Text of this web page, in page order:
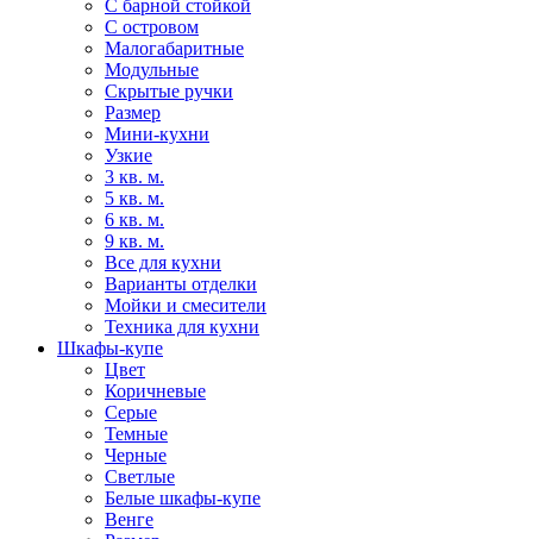
С барной стойкой
С островом
Малогабаритные
Модульные
Скрытые ручки
Размер
Мини-кухни
Узкие
3 кв. м.
5 кв. м.
6 кв. м.
9 кв. м.
Все для кухни
Варианты отделки
Мойки и смесители
Техника для кухни
Шкафы-купе
Цвет
Коричневые
Серые
Темные
Черные
Светлые
Белые шкафы-купе
Венге